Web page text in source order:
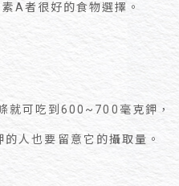
A者很好的食物選擇。
就可吃到600~700毫克鉀，
人也要留意它的攝取量。